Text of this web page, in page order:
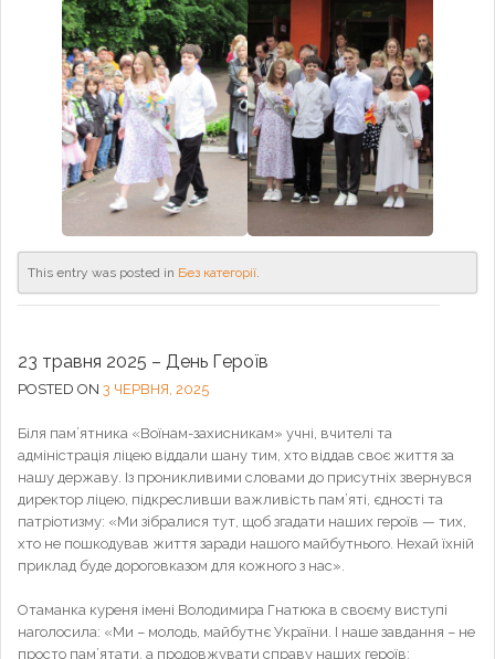
This entry was posted in Без категорії.
23 травня 2025 – День Героїв
POSTED ON 3 ЧЕРВНЯ, 2025
Біля пам’ятника «Воїнам-захисникам» учні, вчителі та
адміністрація ліцею віддали шану тим, хто віддав своє життя за
нашу державу. Із проникливими словами до присутніх звернувся
директор ліцею, підкресливши важливість пам’яті, єдності та
патріотизму: «Ми зібралися тут, щоб згадати наших героїв — тих,
хто не пошкодував життя заради нашого майбутнього. Нехай їхній
приклад буде дороговказом для кожного з нас».
Отаманка куреня імені Володимира Гнатюка в своєму виступі
наголосила: «Ми – молодь, майбутнє України. І наше завдання – не
просто пам’ятати, а продовжувати справу наших героїв: